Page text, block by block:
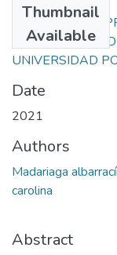
Thumbnail
Available
DISEÑO DE UN
EL PROGRAMA
UNIVERSIDAD
Date
2021
Authors
Madariaga
carolina
Abstract